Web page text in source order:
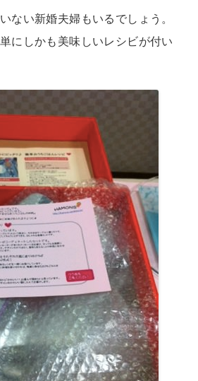
ない新婚夫婦もいるでしょう。
にしかも美味しいレシビが付い